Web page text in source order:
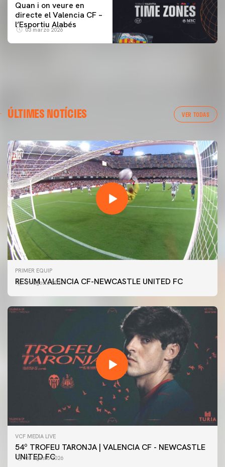
Quan i on veure en
directe el Valencia CF –
l’Esportiu Alabés
03 marzo 2026
ÚLTIMES NOTÍCIES VER TODAS
PRIMER EQUIP
RESUM VALENCIA CF-NEWCASTLE UNITED FC
09 agosto 2026
VCF MEDIA LIVE
54º TROFEU TARONJA | VALENCIA CF - NEWCASTLE
UNITED FC
08 agosto 2026